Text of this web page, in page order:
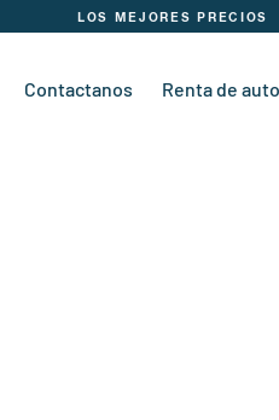
LOS MEJORES PRECIOS
Contactanos Renta de auto